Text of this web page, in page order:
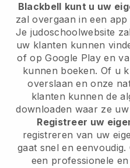
Blackbell kunt u uw
zal overgaan in een app
Je judoschoolwebsite
uw klanten kunnen
of op Google Play en
kunnen boeken. Of u
overslaan en onze
klanten kunnen de
downloaden waar ze
Registreer uw
registreren van uw
gaat snel en eenvoudig.
een professionele